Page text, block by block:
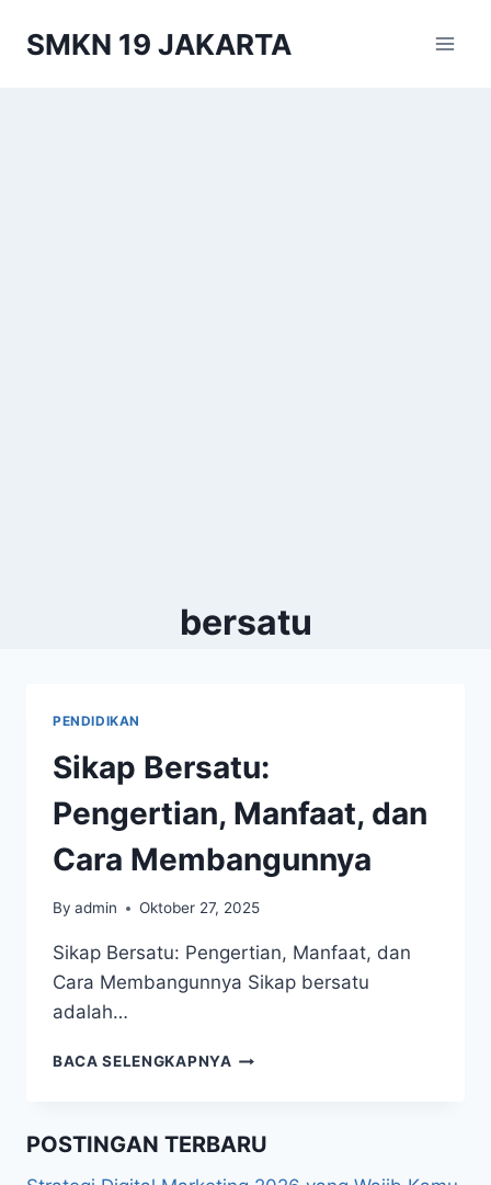
SMKN 19 JAKARTA
bersatu
PENDIDIKAN
Sikap Bersatu:
Pengertian, Manfaat, dan
Cara Membangunnya
By admin Oktober 27, 2025
Sikap Bersatu: Pengertian, Manfaat, dan
Cara Membangunnya Sikap bersatu
adalah…
BACA SELENGKAPNYA SIKAP
DAN
POSTINGAN TERBARU